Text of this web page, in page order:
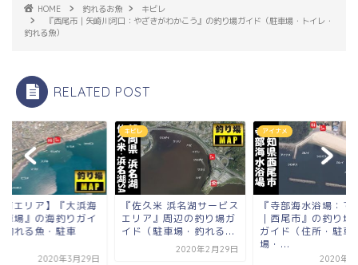
HOME 釣れるお魚
キビレ
『西尾市｜矢崎川河口：やざきがわかこう』の釣り場ガイド（駐車場・トイレ・
釣れる魚）
RELATED POST
河エリア】『大浜海
車場』の海釣りガイ
釣れる魚・駐車
2020年3月29日
キビレ
『佐久米 浜名湖サービス
エリア』周辺の釣り場ガ
イド（駐車場・釣れる...
2020年2月29日
アイナメ
『寺部海水浴場：て
｜西尾市』の釣り場
ガイド（住所・駐車
場・...
2020年2